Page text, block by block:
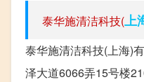
泰华施清洁科技(上
泰华施清洁科技(上海)
泽大道6066弄15号楼